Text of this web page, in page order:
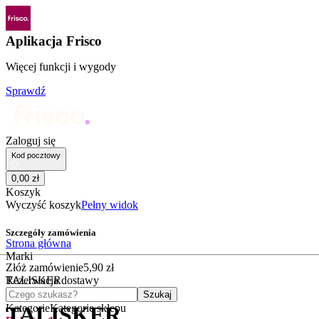
Aplikacja Frisco
Więcej funkcji i wygody
Sprawdź
Zaloguj się
Kod pocztowy
0,00 zł
Koszyk
Wyczyść koszykPełny widok
Szczegóły zamówienia
Złóż zamówienie5,90 zł
Rezerwacja dostawy
Czego szukasz?
Szukaj
KategorieKategorie sklepu
Strona główna
Marki
TALISKER